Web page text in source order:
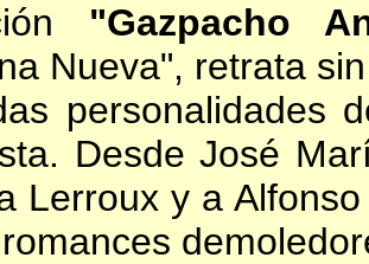
"Gazpacho
Nueva", retrata
personalidades
Desde José
Lerroux y a